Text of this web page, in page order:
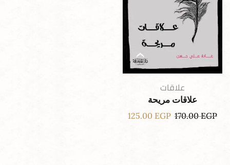
علاقات
علاقات مريحة
170.00EGP
125.00 EGP